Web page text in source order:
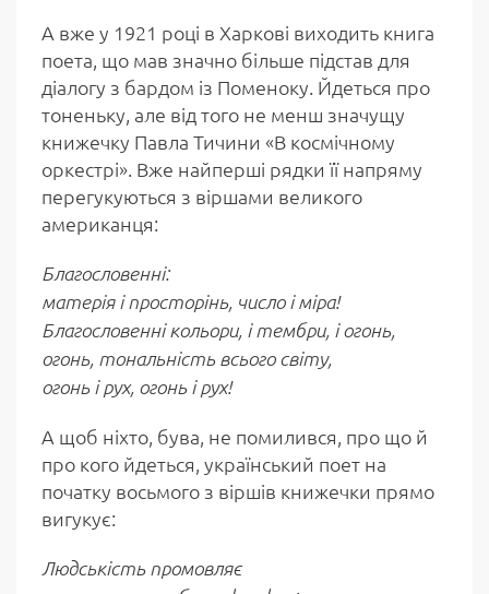
А вже у 1921 році в Харкові виходить книга
поета, що мав значно більше підстав для
діалогу з бардом із Поменоку. Йдеться про
тоненьку, але від того не менш значущу
книжечку Павла Тичини «В космічному
оркестрі». Вже найперші рядки її напряму
перегукуються з віршами великого
американця:
Благословенні:
матерія і просторінь, число і міра!
Благословенні кольори, і тембри, і огонь,
огонь, тональність всього світу,
огонь і рух, огонь і рух!
А щоб ніхто, бува, не помилився, про що й
про кого йдеться, український поет на
початку восьмого з віршів книжечки прямо
вигукує:
Людськість промовляє